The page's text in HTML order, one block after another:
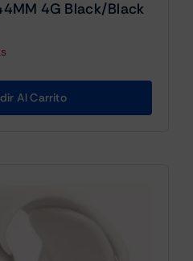
4G Black/Black
Al Carrito